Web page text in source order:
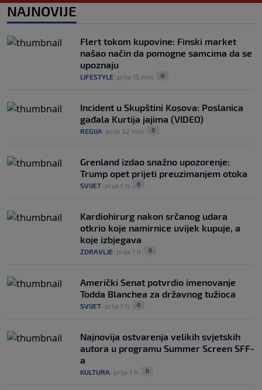
NOGOMET|prije 7 h| 0
ljubav: Njihova priča ponovo postala
viralna
NOGOMET|7. aug.| 0
NAJNOVIJE
Flert tokom kupovine: Finski market
našao način da pomogne samcima da se
upoznaju
LIFESTYLE prije 15 min 0
Incident u Skupštini Kosova: Poslanica
gađala Kurtija jajima (VIDEO)
REGIJA prije 32 min 0
Grenland izdao snažno upozorenje:
Trump opet prijeti preuzimanjem otoka
SVIJET prije 1 h 0
Kardiohirurg nakon srčanog udara
otkrio koje namirnice uvijek kupuje, a
koje izbjegava
ZDRAVLJE prije 1 h 0
Američki Senat potvrdio imenovanje
Todda Blanchea za državnog tužioca
SVIJET prije 1 h 0
Najnovija ostvarenja velikih svjetskih
autora u programu Summer Screen SFF-
a
KULTURA prije 1 h 0